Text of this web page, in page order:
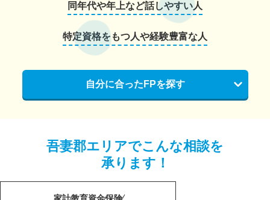
同年代や年上など話しやすい人
特定資格をもつ人や経験豊富な人
自分に合ったFPを探す
吾妻郡エリアでこんな相談を
承ります！